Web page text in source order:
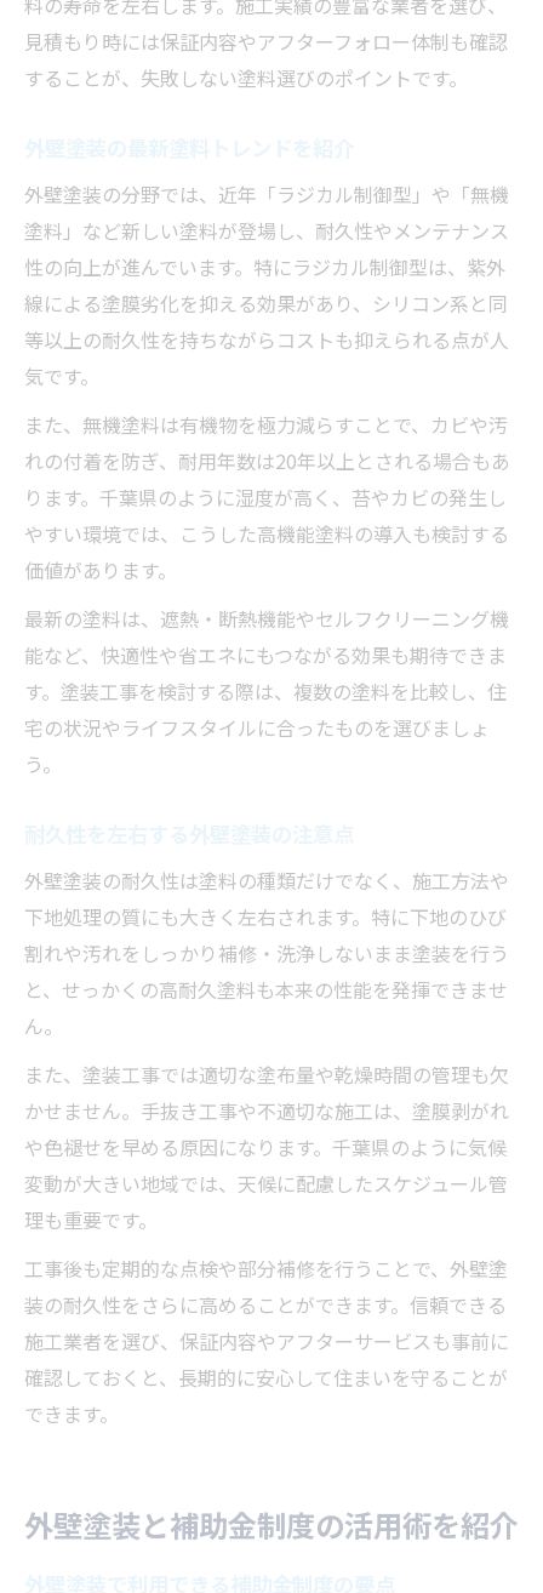
見積もり時には保証内容やアフターフォロー体制も確認
することが、失敗しない塗料選びのポイントです。
外壁塗装の分野では、近年「ラジカル制御型」や「無機
塗料」など新しい塗料が登場し、耐久性やメンテナンス
性の向上が進んでいます。特にラジカル制御型は、紫外
線による塗膜劣化を抑える効果があり、シリコン系と同
等以上の耐久性を持ちながらコストも抑えられる点が人
気です。
また、無機塗料は有機物を極力減らすことで、カビや汚
れの付着を防ぎ、耐用年数は20年以上とされる場合もあ
ります。千葉県のように湿度が高く、苔やカビの発生し
やすい環境では、こうした高機能塗料の導入も検討する
価値があります。
最新の塗料は、遮熱・断熱機能やセルフクリーニング機
能など、快適性や省エネにもつながる効果も期待できま
す。塗装工事を検討する際は、複数の塗料を比較し、住
宅の状況やライフスタイルに合ったものを選びましょ
う。
外壁塗装の耐久性は塗料の種類だけでなく、施工方法や
下地処理の質にも大きく左右されます。特に下地のひび
割れや汚れをしっかり補修・洗浄しないまま塗装を行う
と、せっかくの高耐久塗料も本来の性能を発揮できませ
ん。
また、塗装工事では適切な塗布量や乾燥時間の管理も欠
かせません。手抜き工事や不適切な施工は、塗膜剥がれ
や色褪せを早める原因になります。千葉県のように気候
変動が大きい地域では、天候に配慮したスケジュール管
理も重要です。
工事後も定期的な点検や部分補修を行うことで、外壁塗
装の耐久性をさらに高めることができます。信頼できる
施工業者を選び、保証内容やアフターサービスも事前に
確認しておくと、長期的に安心して住まいを守ることが
できます。
外壁塗装と補助金制度の活用術を紹介